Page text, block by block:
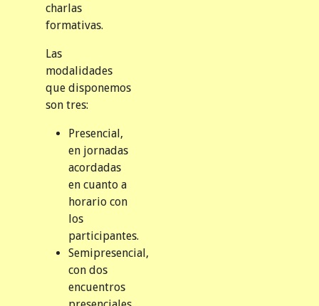
charlas
formativas.
Las
modalidades
que disponemos
son tres:
Presencial,
en jornadas
acordadas
en cuanto a
horario con
los
participantes.
Semipresencial,
con dos
encuentros